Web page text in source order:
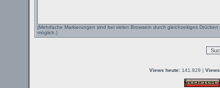
(Mehrfache Markierungen sind bei vielen Browsern durch gleichzeitiges Drücken
möglich.)
Views heute: 141.828 |